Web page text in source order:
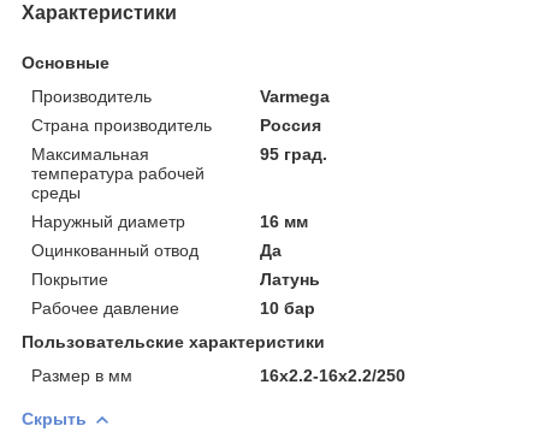
Характеристики
Основные
Производитель
Varmega
Страна производитель
Россия
Максимальная
температура рабочей
среды
95 град.
Наружный диаметр
16 мм
Оцинкованный отвод
Да
Покрытие
Латунь
Рабочее давление
10 бар
Пользовательские характеристики
Размер в мм
16х2.2-16х2.2/250
Скрыть